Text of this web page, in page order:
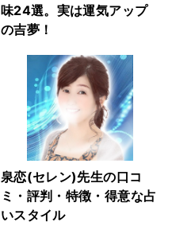
味24選。実は運気アップ
の吉夢！
泉恋(セレン)先生の口コ
ミ・評判・特徴・得意な占
いスタイル